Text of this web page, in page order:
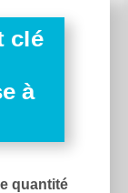
clé
à
quantité